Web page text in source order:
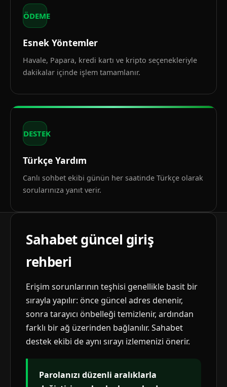
ÖDEME
Esnek Yöntemler
Havale, Papara, kredi kartı ve kripto seçenekleriyle
dakikalar içinde işlem tamamlanır.
DESTEK
Türkçe Yardım
Canlı sohbet ekibi günün her saatinde Türkçe olarak
sorularınıza yanıt verir.
Sahabet güncel giriş
rehberi
Erişim sorunlarının teşhisi genellikle basit bir
sırayla yapılır: önce güncel adres denenir,
sonra tarayıcı önbelleği temizlenir, ardından
farklı bir ağ üzerinden bağlanılır. Sahabet
destek ekibi de aynı sırayı izlemenizi önerir.
Parolanızı düzenli aralıklarla